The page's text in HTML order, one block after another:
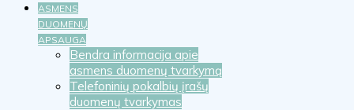
ASMENS
DUOMENŲ
APSAUGA
Bendra informacija apie
asmens duomenų tvarkymą
Telefoninių pokalbių įrašų
duomenų tvarkymas